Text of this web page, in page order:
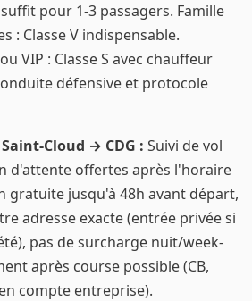
pour 1-3 passagers. Famille
: Classe V indispensable.
VIP : Classe S avec chauffeur
défensive et protocole
Cloud → CDG : Suivi de vol
d'attente offertes après l'horaire
gratuite jusqu'à 48h avant départ,
adresse exacte (entrée privée si
pas de surcharge nuit/week-
après course possible (CB,
compte entreprise).